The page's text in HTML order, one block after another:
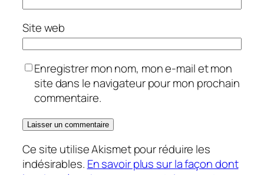
Site web
Enregistrer mon nom, mon e-mail et mon
site dans le navigateur pour mon prochain
commentaire.
Ce site utilise Akismet pour réduire les
indésirables. En savoir plus sur la façon dont